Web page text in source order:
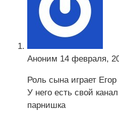
Аноним 14 февраля,
Роль сына играет
У него есть свой
парнишка